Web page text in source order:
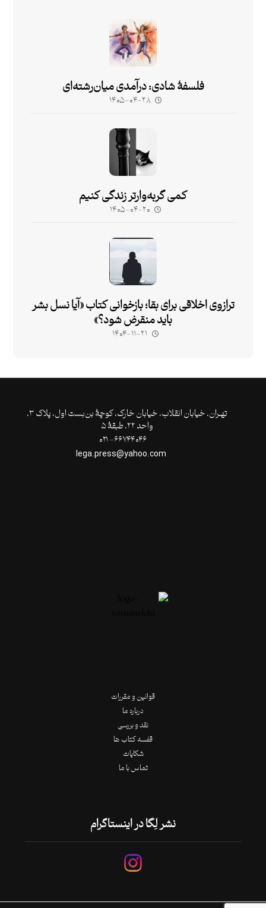
فلسفۀ شادی: درآمدی میان‌رشته‌ای
۱۴۰۵-۰۴-۲۸
کمی گربه‌وارتر زندگی کنیم
۱۴۰۵-۰۴-۲۰
ترازوی اخلاقی برای بقا؛ بازخوانی کتاب «آیا نسل بشر
باید منقرض شود؟»
۱۴۰۴-۱۱-۲۱
تهـران،‌ خیابان انقلاب، خیابان خارک، کوچۀ بن‌بست اول، پلاک ۳،
واحد ۲۲، طبقۀ ۵
قوانین و مقررات
درباره ما
نقد و بررسی
قفسه کتاب ها
شکایات
تماس با ما
نشر لِگا در اینستاگرام